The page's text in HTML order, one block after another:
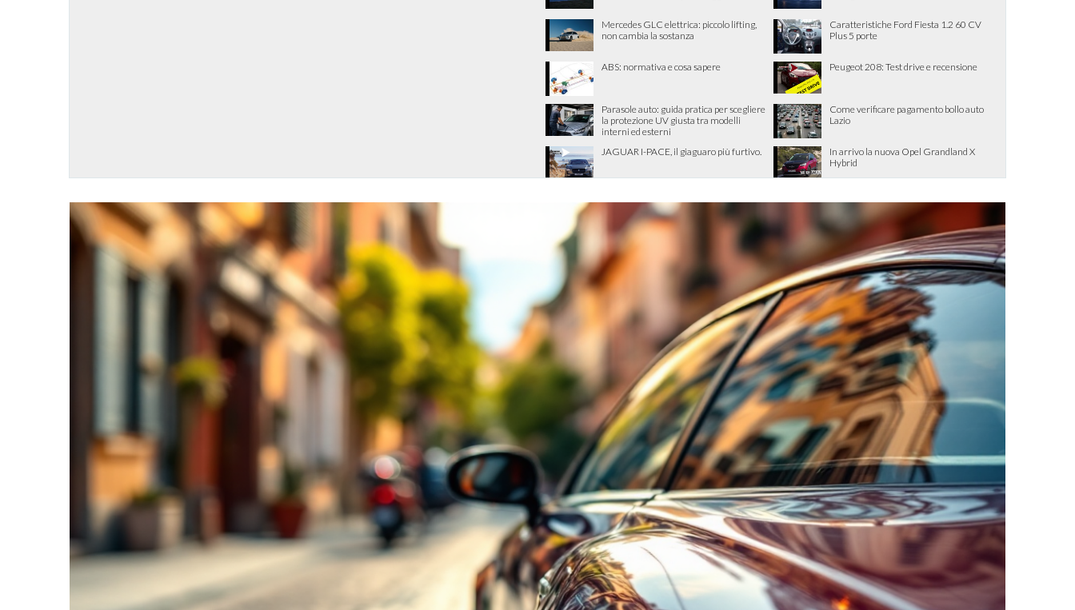
Mercedes GLC elettrica: piccolo lifting,
non cambia la sostanza
Caratteristiche Ford Fiesta 1.2 60 CV
Plus 5 porte
ABS: normativa e cosa sapere Peugeot 208: Test drive e recensione
Parasole auto: guida pratica per scegliere
la protezione UV giusta tra modelli
interni ed esterni
Come verificare pagamento bollo auto
Lazio
JAGUAR I-PACE, il giaguaro più furtivo.
In arrivo la nuova Opel Grandland X
Hybrid